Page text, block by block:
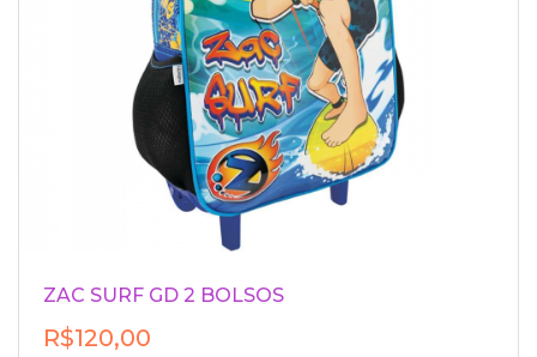
ZAC SURF GD 2 BOLSOS
R$120,00